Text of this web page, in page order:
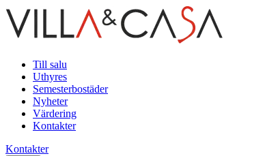
Till salu
Uthyres
Semesterbostäder
Nyheter
Värdering
Kontakter
Kontakter